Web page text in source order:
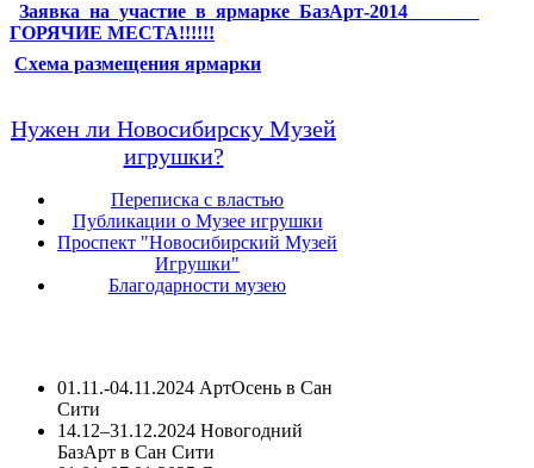
Заявка на участие в ярмарке БазАрт-2014
ГОРЯЧИЕ МЕСТА!!!!!!
Схема размещения ярмарки
Нужен ли Новосибирску Музей
игрушки?
Переписка с властью
Публикации о Музее игрушки
Проспект "Новосибирский Музей
Игрушки"
Благодарности музею
01.11.-04.11.2024 АртОсень в Сан
Сити
14.12–31.12.2024 Новогодний
БазАрт в Сан Сити